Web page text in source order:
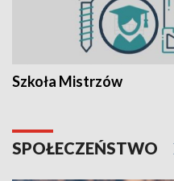
Szkoła Mistrzów
SPOŁECZEŃSTWO